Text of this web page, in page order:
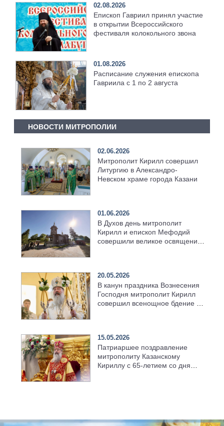
02.08.2026
Епископ Гавриил принял участие
в открытии Всероссийского
фестиваля колокольного звона
01.08.2026
Расписание служения епископа
Гавриила с 1 по 2 августа
НОВОСТИ МИТРОПОЛИИ
02.06.2026
Митрополит Кирилл совершил
Литургию в Александро-
Невском храме города Казани
01.06.2026
В Духов день митрополит
Кирилл и епископ Мефодий
совершили великое освящение
20.05.2026
В канун праздника Вознесения
Господня митрополит Кирилл
совершил всенощное бдение в
15.05.2026
Патриаршее поздравление
митрополиту Казанскому
Кириллу с 65-летием со дня